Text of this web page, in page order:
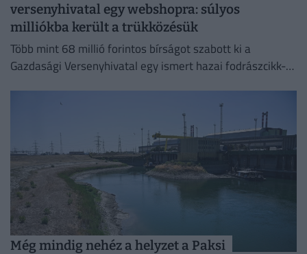
versenyhivatal egy webshopra: súlyos
milliókba került a trükközésük
Több mint 68 millió forintos bírságot szabott ki a
Gazdasági Versenyhivatal egy ismert hazai fodrászcikk-
Még mindig nehéz a helyzet a Paksi